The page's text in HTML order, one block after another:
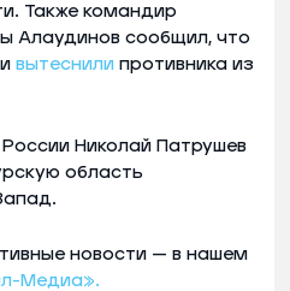
Также командир
Алаудинов сообщил, что
вытеснили противника из
Николай Патрушев
область
новости — в нашем
Медиа».